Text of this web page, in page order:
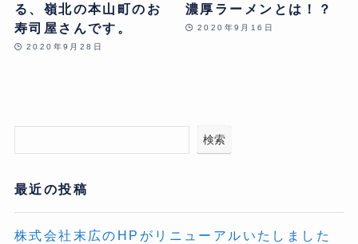
る、嶺北の本山町のお
寿司屋さんです。
2020年9月28日
濃厚ラーメンとは！？
2020年9月16日
検索
最近の投稿
株式会社末広のHPがリニューアルいたしました